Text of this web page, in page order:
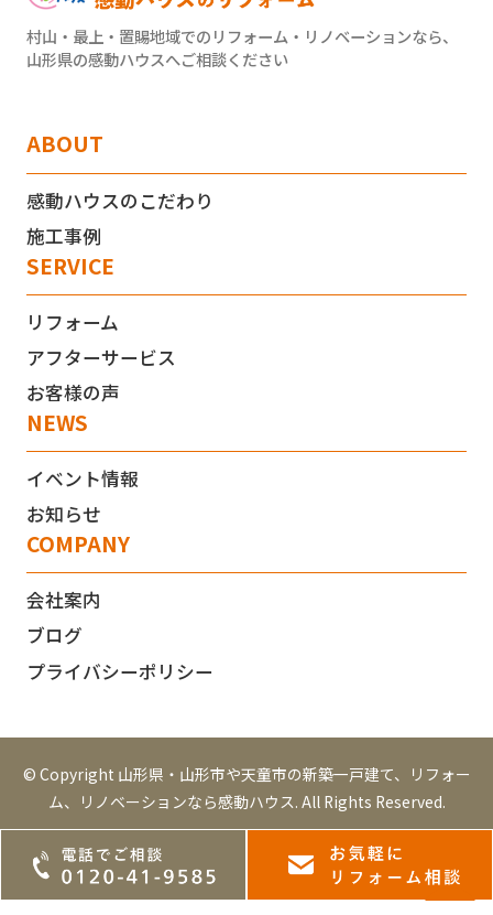
村山・最上・置賜地域でのリフォーム・リノベーションなら、
山形県の感動ハウスへご相談ください
ABOUT
感動ハウスのこだわり
施工事例
SERVICE
リフォーム
アフターサービス
お客様の声
NEWS
イベント情報
お知らせ
COMPANY
会社案内
ブログ
プライバシーポリシー
© Copyright 山形県・山形市や天童市の新築一戸建て、リフォー
ム、リノベーションなら感動ハウス. All Rights Reserved.